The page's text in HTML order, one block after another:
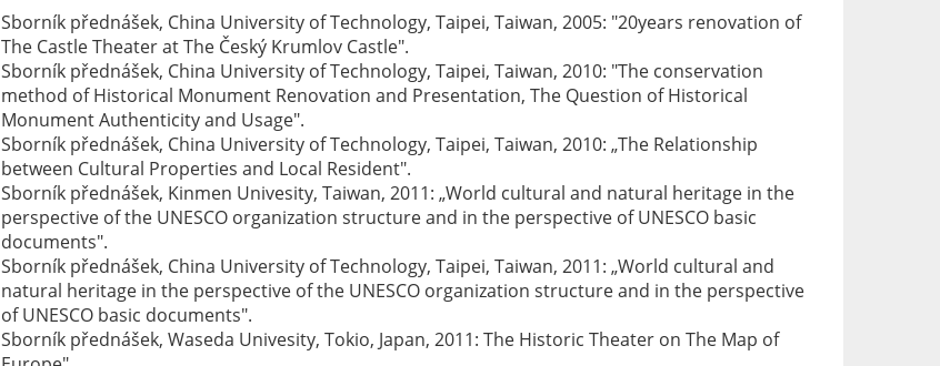
Sborník přednášek, China University of Technology, Taipei, Taiwan, 2005: "20years renovation of
The Castle Theater at The Český Krumlov Castle".
Sborník přednášek, China University of Technology, Taipei, Taiwan, 2010: "The conservation
method of Historical Monument Renovation and Presentation, The Question of Historical
Monument Authenticity and Usage".
Sborník přednášek, China University of Technology, Taipei, Taiwan, 2010: „The Relationship
between Cultural Properties and Local Resident".
Sborník přednášek, Kinmen Univesity, Taiwan, 2011: „World cultural and natural heritage in the
perspective of the UNESCO organization structure and in the perspective of UNESCO basic
documents".
Sborník přednášek, China University of Technology, Taipei, Taiwan, 2011: „World cultural and
natural heritage in the perspective of the UNESCO organization structure and in the perspective
of UNESCO basic documents".
Sborník přednášek, Waseda Univesity, Tokio, Japan, 2011: The Historic Theater on The Map of